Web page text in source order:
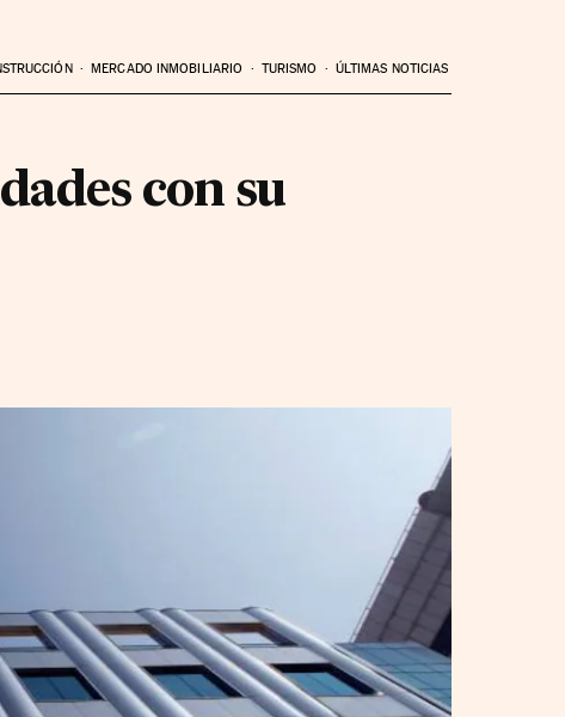
MERCADO INMOBILIARIO TURISMO ÚLTIMAS NOTICIAS
con su